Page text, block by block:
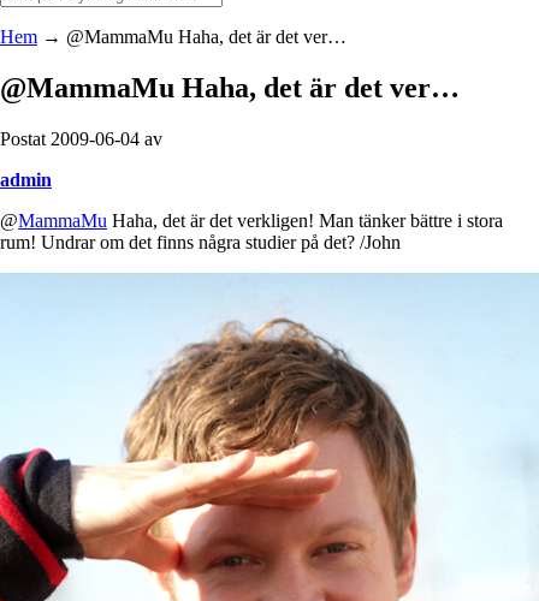
Hem → @MammaMu Haha, det är det ver…
@MammaMu Haha, det är det ver…
Postat 2009-06-04 av
admin
@MammaMu Haha, det är det verkligen! Man tänker bättre i stora
rum! Undrar om det finns några studier på det? /John